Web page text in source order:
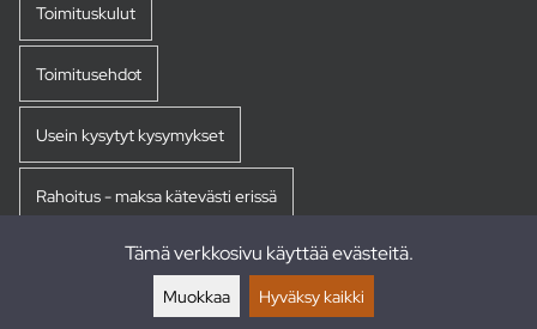
Toimituskulut
Toimitusehdot
Usein kysytyt kysymykset
Rahoitus - maksa kätevästi erissä
Tämä verkkosivu käyttää evästeitä.
Muokkaa Hyväksy kaikki